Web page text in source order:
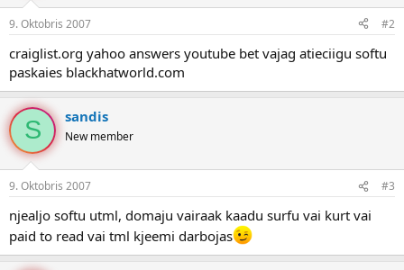
9. Oktobris 2007 #2
craiglist.org yahoo answers youtube bet vajag atieciigu softu
paskaies blackhatworld.com
S sandis
New member
9. Oktobris 2007 #3
njealjo softu utml, domaju vairaak kaadu surfu vai kurt vai
paid to read vai tml kjeemi darbojas